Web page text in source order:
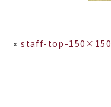
«staff-top-150×150